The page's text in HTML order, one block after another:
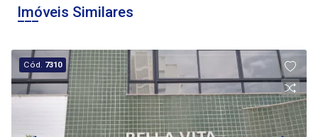
12:00
13:00
Imóveis Similares
Cód. 7310